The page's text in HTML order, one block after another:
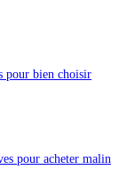
pour bien choisir
pour acheter malin